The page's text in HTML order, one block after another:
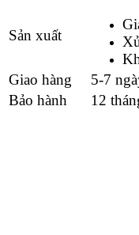
Sản xuất
Giao hàng
5-7
Bảo hành
12